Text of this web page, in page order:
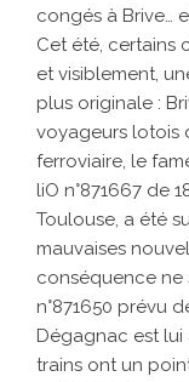
congés à Brive…
Cet été, certains
et visiblement,
plus originale :
voyageurs lotois
ferroviaire, le
liO n°871667 de
Toulouse, a été
mauvaises
conséquence ne
n°871650 prévu
Dégagnac est lui
trains ont un